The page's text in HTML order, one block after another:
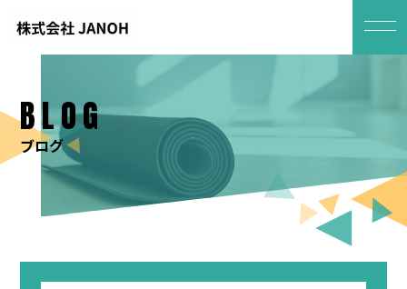
BLOG
ブログ